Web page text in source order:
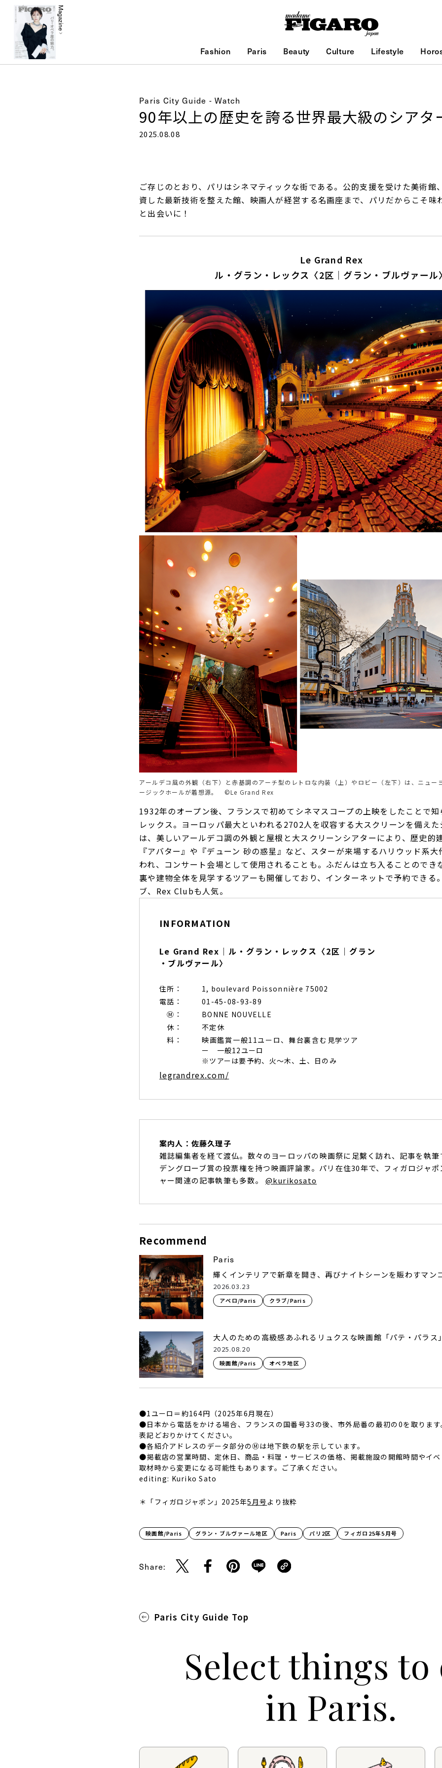
Magazine
Fashion Paris Beauty Culture Lifestyle
Paris City Guide - Watch
90年以上の歴史を誇る世界最大級のシアタ
2025.08.08
ご存じのとおり、パリはシネマティックな街である。公的支援を受けた美術館
資した最新技術を整えた館、映画人が経営する名画座まで、パリだからこそ味
と出会いに！
Le Grand Rex
ル・グラン・レックス〈2区｜グラン・ブルヴァール
アールデコ風の外観（右下）と赤基調のアーチ型のレトロな内装（上）やロビー（左下）は、ニュー
ージックホールが着想源。 ©Le Grand Rex
1932年のオープン後、フランスで初めてシネマスコープの上映をしたことで
レックス。ヨーロッパ最大といわれる2702人を収容する大スクリーンを備え
は、美しいアールデコ調の外観と屋根と大スクリーンシアターにより、歴史的
『アバター』や『デューン 砂の惑星』など、スターが来場するハリウッド系
われ、コンサート会場として使用されることも。ふだんは立ち入ることのでき
裏や建物全体を見学するツアーも開催しており、インターネットで予約できる
ブ、Rex Clubも人気。
INFORMATION
Le Grand Rex｜ル・グラン・レックス〈2区｜グラン
・ブルヴァール〉
住所：
1, boulevard Poissonnière 75002
電話：
01-45-08-93-89
Ⓜ︎：
BONNE NOUVELLE
休：
不定休
料：
映画鑑賞一般11ユーロ、舞台裏含む見学ツア
ー 一般12ユーロ
※ツアーは要予約、火～木、土、日のみ
legrandrex.com/
案内人：佐藤久理子
雑誌編集者を経て渡仏。数々のヨーロッパの映画祭に足繫く訪れ、記事を執
デングローブ賞の投票権を持つ映画評論家。パリ在住30年で、フィガロジャ
ャー関連の記事執筆も多数。 @kurikosato
Recommend
Paris
輝くインテリアで新章を開き、再びナイトシーンを賑わすマン
2026.03.23
アペロ/Paris クラブ/Paris
大人のための高級感あふれるリュクスな映画館「パテ・パラス
2025.08.20
映画館/Paris オペラ地区
●1ユーロ＝約164円（2025年6月現在）
●日本から電話をかける場合、フランスの国番号33の後、市外局番の最初の0を取りま
表記どおりかけてください。
●各紹介アドレスのデータ部分のⓂは地下鉄の駅を示しています。
●掲載店の営業時間、定休日、商品・料理・サービスの価格、掲載施設の開館時間やイ
取材時から変更になる可能性もあります。ご了承ください。
editing: Kuriko Sato
＊「フィガロジャポン」2025年5月号 より抜粋
映画館/Paris グラン・ブルヴァール地区 Paris​ パリ2区 フィガロ25年5月号
Share:
Paris City Guide Top
Select things to
in Paris.